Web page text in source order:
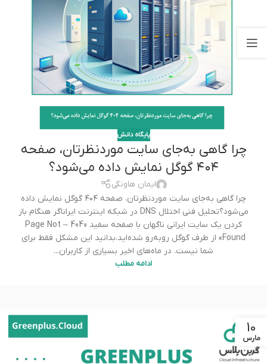
پایگاه دانش
چرا گاهی به‌جای سایت موردنظرتان، صفحه
۴۰۴ گوگل نمایش داده می‌شود؟
ایمان هاونگی
چرا گاهی به‌جای سایت موردنظرتان، صفحه ۴۰۴ گوگل نمایش داده
می‌شود؟تحلیل فنی اختلال DNS در شبکه اینترنت ایراناگر هنگام باز
کردن یک سایت ایرانی ناگهان با صفحه سفید «404 – Page Not
Found» از طرف گوگل روبه‌رو شده‌اید،بدانید این مشکل فقط برای
شما نیست. در ماه‌های اخیر بسیاری از کاربران...
ادامه مطلب
10
مارس